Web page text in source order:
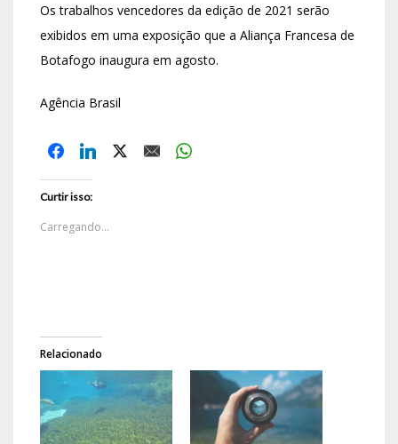
Os trabalhos vencedores da edição de 2021 serão
exibidos em uma exposição que a Aliança Francesa de
Botafogo inaugura em agosto.
Agência Brasil
Curtir isso:
Carregando...
Relacionado